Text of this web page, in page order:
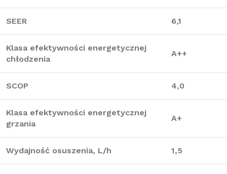
SEER 6,1
Klasa efektywności energetycznej
chłodzenia
A++
SCOP 4,0
Klasa efektywności energetycznej
grzania
A+
Wydajność osuszenia, L/h 1,5